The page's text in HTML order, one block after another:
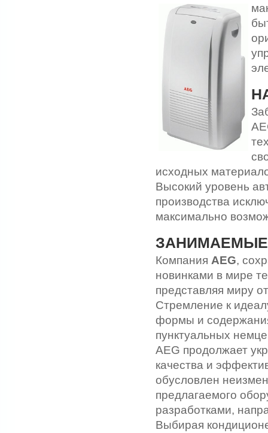
исходных
Высокий уровень
производства
максимально
Компания AEG,
новинками в мире
представляя миру
Стремление к
формы и
пунктуальных
AEG продолжает
качества и
обусловлен
предлагаемого
разработками,
Выбирая